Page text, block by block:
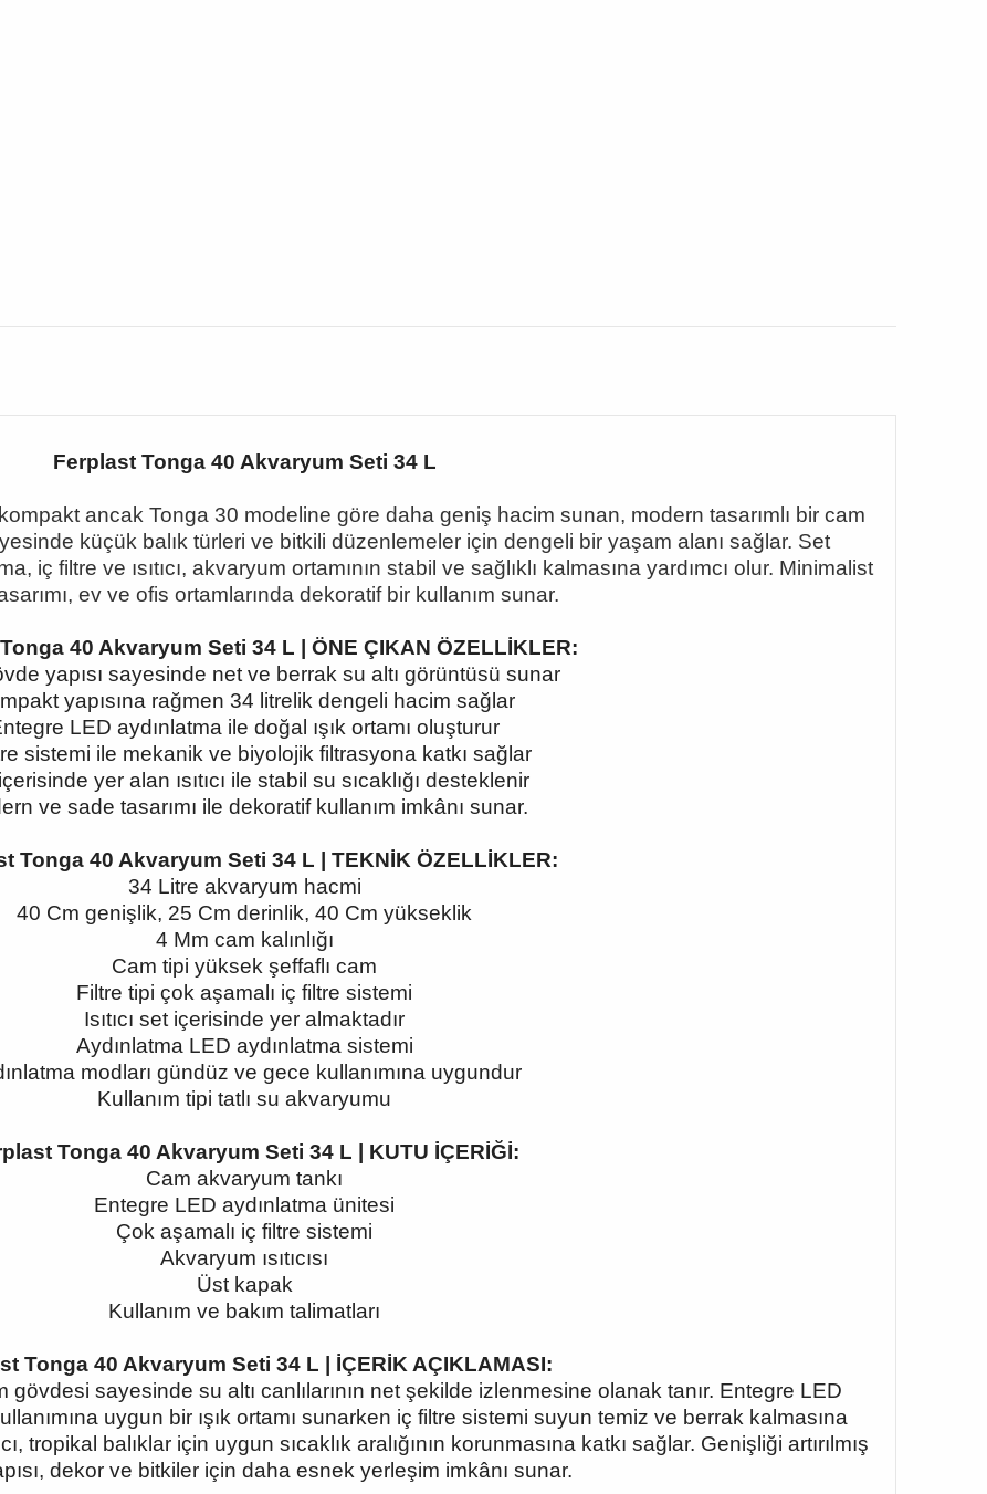
Ferplast Tonga 40 Akvaryum Seti 34 L
ancak Tonga 30 modeline göre daha geniş hacim sunan, modern tasarımlı bir cam
küçük balık türleri ve bitkili düzenlemeler için dengeli bir yaşam alanı sağlar. Set
iç filtre ve ısıtıcı, akvaryum ortamının stabil ve sağlıklı kalmasına yardımcı olur. Minimalist
ev ve ofis ortamlarında dekoratif bir kullanım sunar.
40 Akvaryum Seti 34 L | ÖNE ÇIKAN ÖZELLİKLER:
yapısı sayesinde net ve berrak su altı görüntüsü sunar
yapısına rağmen 34 litrelik dengeli hacim sağlar
LED aydınlatma ile doğal ışık ortamı oluşturur
sistemi ile mekanik ve biyolojik filtrasyona katkı sağlar
yer alan ısıtıcı ile stabil su sıcaklığı desteklenir
ve sade tasarımı ile dekoratif kullanım imkânı sunar.
Tonga 40 Akvaryum Seti 34 L | TEKNİK ÖZELLİKLER:
34 Litre akvaryum hacmi
40 Cm genişlik, 25 Cm derinlik, 40 Cm yükseklik
4 Mm cam kalınlığı
Cam tipi yüksek şeffaflı cam
Filtre tipi çok aşamalı iç filtre sistemi
Isıtıcı set içerisinde yer almaktadır
Aydınlatma LED aydınlatma sistemi
modları gündüz ve gece kullanımına uygundur
Kullanım tipi tatlı su akvaryumu
Tonga 40 Akvaryum Seti 34 L | KUTU İÇERİĞİ:
Cam akvaryum tankı
Entegre LED aydınlatma ünitesi
Çok aşamalı iç filtre sistemi
Akvaryum ısıtıcısı
Üst kapak
Kullanım ve bakım talimatları
Tonga 40 Akvaryum Seti 34 L | İÇERİK AÇIKLAMASI:
sayesinde su altı canlılarının net şekilde izlenmesine olanak tanır. Entegre LED
uygun bir ışık ortamı sunarken iç filtre sistemi suyun temiz ve berrak kalmasına
tropikal balıklar için uygun sıcaklık aralığının korunmasına katkı sağlar. Genişliği artırılmış
dekor ve bitkiler için daha esnek yerleşim imkânı sunar.